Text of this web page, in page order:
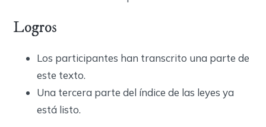
Logros
Los participantes han transcrito una parte de
este texto.
Una tercera parte del índice de las leyes ya
está listo.